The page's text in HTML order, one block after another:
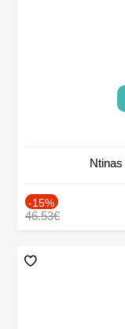
Ntinas
-15%
46.53€